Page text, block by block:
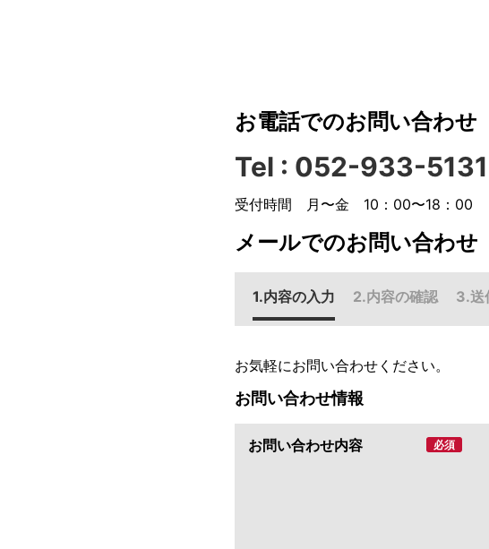
お電話でのお問い合わせ
Tel : 052-933-5131
受付時間 月〜金 10：00〜18：00
メールでのお問い合わせ
内容の入力 内容の確認 送
お気軽にお問い合わせください。
お問い合わせ情報
お問い合わせ内容 必須